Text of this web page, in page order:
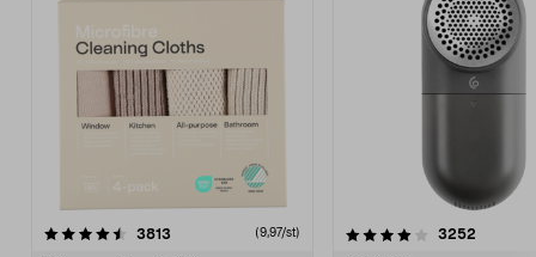
3813 (9,97/st)
4.0av 5 stjärnor 3252
4.5av 5 stjärnor